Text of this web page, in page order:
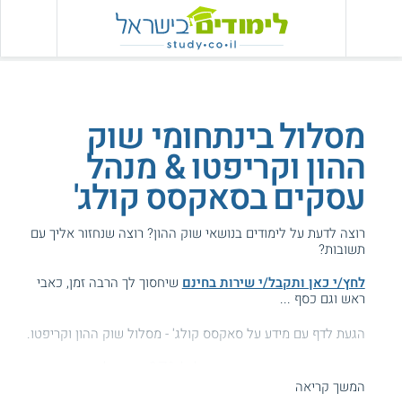
מסלול בינתחומי שוק
ההון וקריפטו & מנהל
עסקים בסאקסס קולג'
רוצה לדעת על לימודים בנושאי שוק ההון? רוצה שנחזור אליך עם
תשובות?
לחץ/י כאן ותקבל/י שירות בחינם שיחסוך לך הרבה זמן, כאבי
ראש וגם כסף ...
הגעת לדף עם מידע על סאקסס קולג' - מסלול שוק ההון וקריפטו.
עזרנו גם לך? דרג אותנו:המשך קריאה